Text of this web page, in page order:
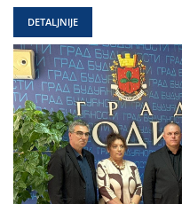
DETALJNIJE